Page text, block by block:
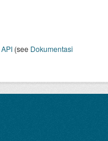
API (see Dokumentasi